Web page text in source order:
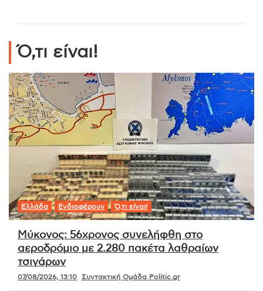
Ό,τι είναι!
Ελλάδα Ενδιαφέρουν Ό,τι είναι!
Μύκονος: 56χρονος συνελήφθη στο
αεροδρόμιο με 2.280 πακέτα λαθραίων
τσιγάρων
07/08/2026, 13:10 Συντακτική Ομάδα Politic.gr